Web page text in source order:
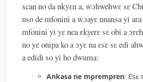
scan no da nkyɛn a, wɔhwehwɛ sɛ
nso de mfonini a wɔayɛ nnansa yi ara
mfonini yi yɛ nea ɛkyerɛ sɛ obi a
no yɛ onipa ko a ɔyɛ na ɛsɛ sɛ edi
a edidi so yi ho dwuma:
Ankasa ne mprempren: Ɛsɛ